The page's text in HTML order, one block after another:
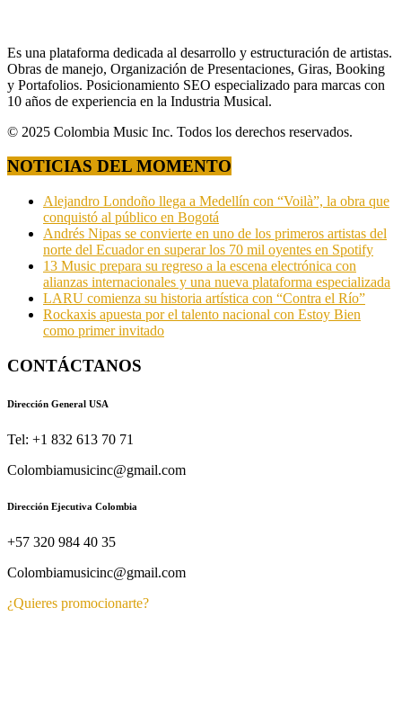
Es una plataforma dedicada al desarrollo y estructuración de artistas.
Obras de manejo, Organización de Presentaciones, Giras, Booking
y Portafolios. Posicionamiento SEO especializado para marcas con
10 años de experiencia en la Industria Musical.
© 2025 Colombia Music Inc. Todos los derechos reservados.
NOTICIAS DEL MOMENTO
Alejandro Londoño llega a Medellín con “Voilà”, la obra que
conquistó al público en Bogotá
Andrés Nipas se convierte en uno de los primeros artistas del
norte del Ecuador en superar los 70 mil oyentes en Spotify
13 Music prepara su regreso a la escena electrónica con
alianzas internacionales y una nueva plataforma especializada
LARU comienza su historia artística con “Contra el Río”
Rockaxis apuesta por el talento nacional con Estoy Bien
como primer invitado
CONTÁCTANOS
Dirección General USA
Tel: +1 832 613 70 71
Colombiamusicinc@gmail.com
Dirección Ejecutiva Colombia
+57 320 984 40 35
Colombiamusicinc@gmail.com
¿Quieres promocionarte?